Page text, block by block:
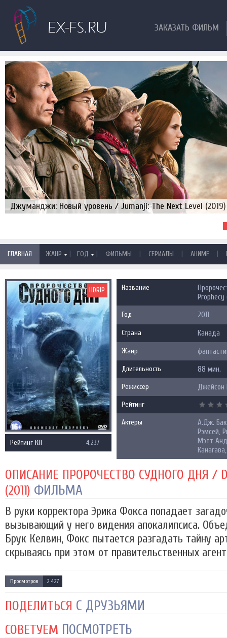
ЗАКАЗАТЬ ФИЛЬМ
Джуманджи: Новый уровень / Jumanji: The Next Level (2019)
ГЛАВНАЯ ЖАНР | ГОД | ФИЛЬМЫ | СЕРИАЛЫ | АНИМЕ |
HDRIP
Рейтинг КП 4.237
Название
Prophecy
Год 2011
Страна Канада
Жанр
Длительность 88 мин.
Режиссер Джейсон
Рейтинг
Актеры
А.Дж.
Рэмсей,
Мэтт
ОПИСАНИЕ ПРОРОЧЕСТВО СУДНОГО ДНЯ /
(2011) ФИЛЬМА
В руки корректора Эрика Фокса попадает
вызывающий у него видения апокалипсиса.
Брук Келвин, Фокс пытается разгадать тайну
скрываясь при этом от правительственных
Просмотров 2 427
ПОДЕЛИТЬСЯ С ДРУЗЬЯМИ
СОВЕТУЕМ ПОСМОТРЕТЬ